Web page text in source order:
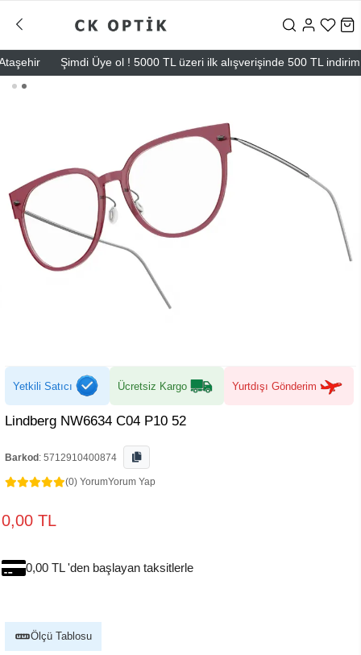
Şimdi Üye ol ! 5000 TL üzeri ilk alışverişinde 500 TL indirim
Yetkili Satıcı Ücretsiz Kargo Yurtdışı Gönderim
Lindberg NW6634 C04 P10 52
Barkod : 5712910400874
(0) YorumYorum Yap
0,00 TL
0,00 TL 'den başlayan taksitlerle
Ölçü Tablosu